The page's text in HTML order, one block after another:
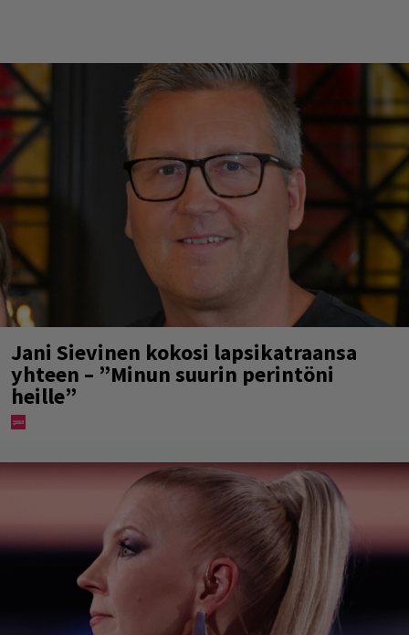
Jani Sievinen kokosi lapsikatraansa
yhteen – ”Minun suurin perintöni
heille”